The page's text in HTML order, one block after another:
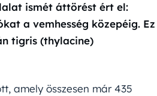
ismét áttörést ért el:
a vemhesség közepéig. Ez
tigris (thylacine)
amely összesen már 435